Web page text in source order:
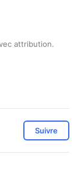
attribution.
Suivre